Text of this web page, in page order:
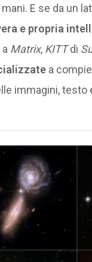
E se da un
e propria
Matrix, KITTdi
a
immagini, testo